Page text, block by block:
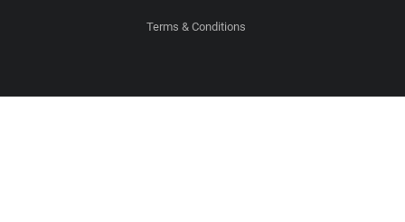
Terms & Conditions